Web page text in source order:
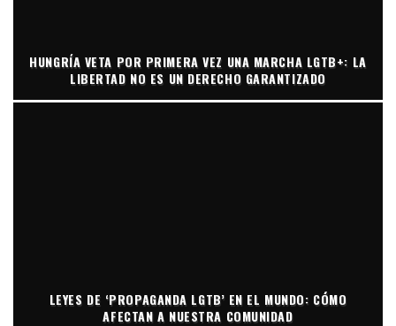
HUNGRÍA VETA POR PRIMERA VEZ UNA MARCHA LGTB+: LA
LIBERTAD NO ES UN DERECHO GARANTIZADO
LEYES DE ‘PROPAGANDA LGTB’ EN EL MUNDO: CÓMO
AFECTAN A NUESTRA COMUNIDAD